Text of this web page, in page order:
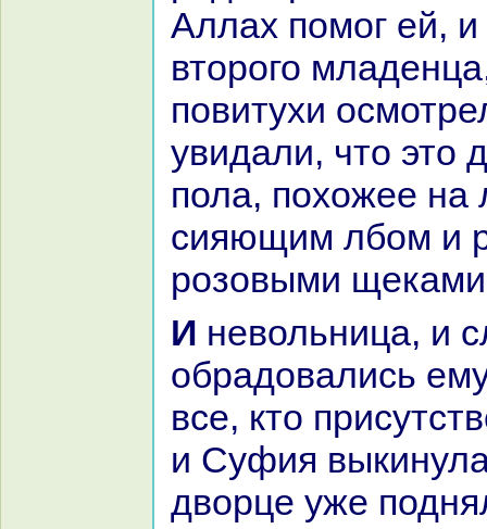
Аллах помог ей,
второго
повитухи
увидали, что это
пола, похожее нa
сияющим лбом и
розовыми
И невольница, и слуги, и челядь
обpaдовались
все, кто
и Суфия
дворце уже